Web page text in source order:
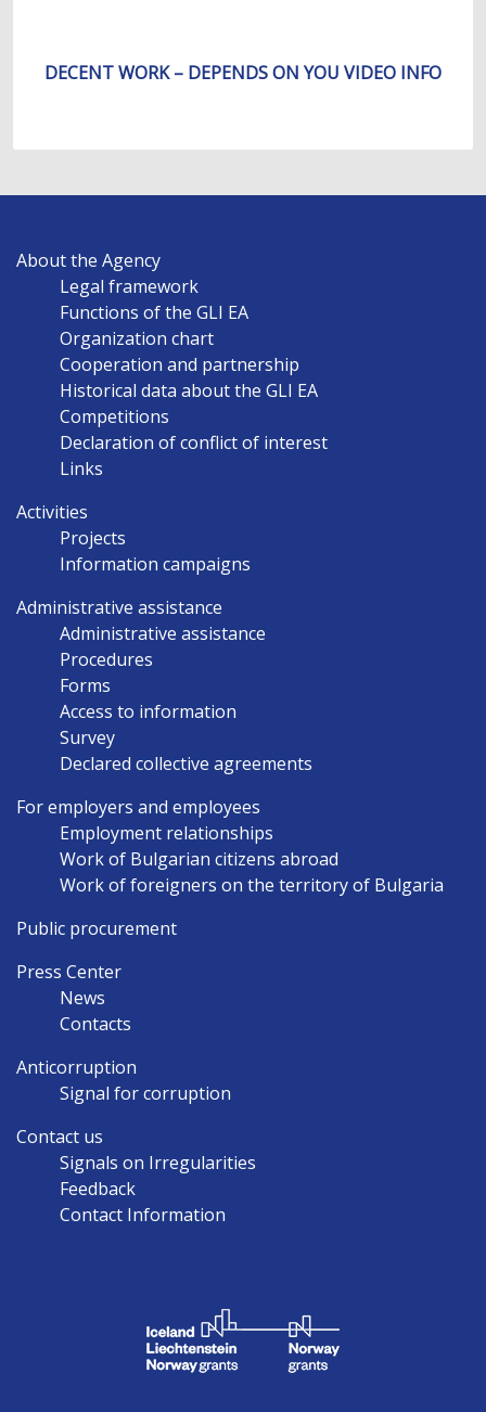
DECENT WORK – DEPENDS ON YOU VIDEO INFO
NAVIGATION
About the Agency
Legal framework
Functions of the GLI EA
Organization chart
Cooperation and partnership
Historical data about the GLI EA
Competitions
Declaration of conflict of interest
Links
Activities
Projects
Information campaigns
Administrative assistance
Administrative assistance
Procedures
Forms
Access to information
Survey
Declared collective agreements
For employers and employees
Employment relationships
Work of Bulgarian citizens abroad
Work of foreigners on the territory of Bulgaria
Public procurement
Press Center
News
Contacts
Anticorruption
Signal for corruption
Contact us
Signals on Irregularities
Feedback
Contact Information